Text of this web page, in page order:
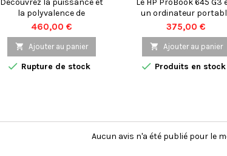
Découvrez la puissance et
la polyvalence de
l'ordinateur portable DELL
Precision 7510, désormais
disponible sur notre
marketplace dans sa
version reconditionnée.
combinaison
Prix
460,00 €
 Ajouter au panier
 Rupture de stock
Le HP ProBook 645 G3
un ordinateur
professionnel puissant
polyvalent qui répondra
tous vos besoins
professionnels. Equipé
processeur AMD Pro
écran de 14 pouces
une résolution HD
768) pour des images
Prix
375,00 €
 Ajouter au panier
 Produits en stock
Aucun avis n'a été publié pour le